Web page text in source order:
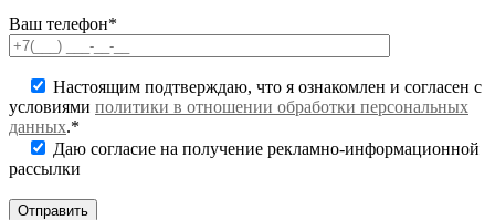
Ваш телефон*
Настоящим подтверждаю, что я ознакомлен и согласен с
условиями политики в отношении обработки персональных
данных.*
Даю согласие на получение рекламно-информационной
рассылки